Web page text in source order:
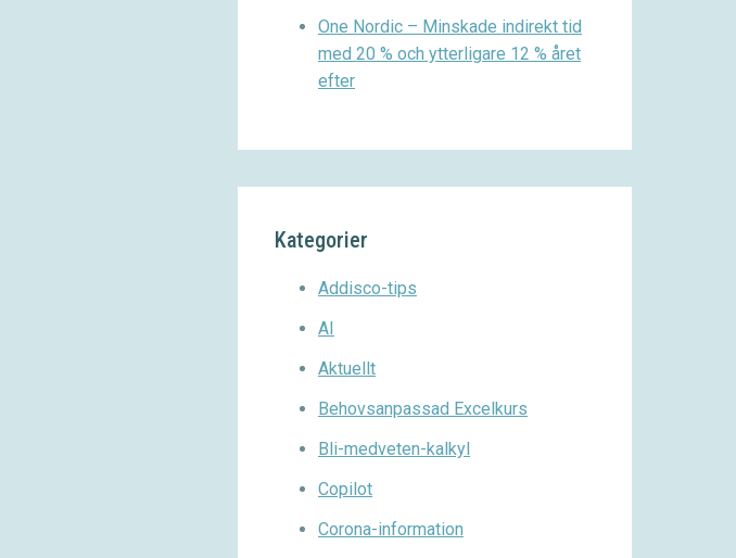
One Nordic – Minskade indirekt tid
med 20 % och ytterligare 12 % året
efter
Kategorier
Addisco-tips
AI
Aktuellt
Behovsanpassad Excelkurs
Bli-medveten-kalkyl
Copilot
Corona-information